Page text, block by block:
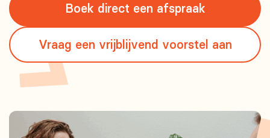
Boek direct een afspraak
Vraag een vrijblijvend voorstel aan